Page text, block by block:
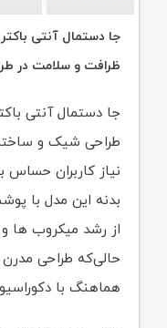
جا دستمال آنتی
ظرافت و سلامت در
جا دستمال آنتی
طراحی شیک و
نیاز کاربران
بدنه این مدل با
از رشد میکروب‌ ها و
حالی‌که طراحی
هماهنگ با